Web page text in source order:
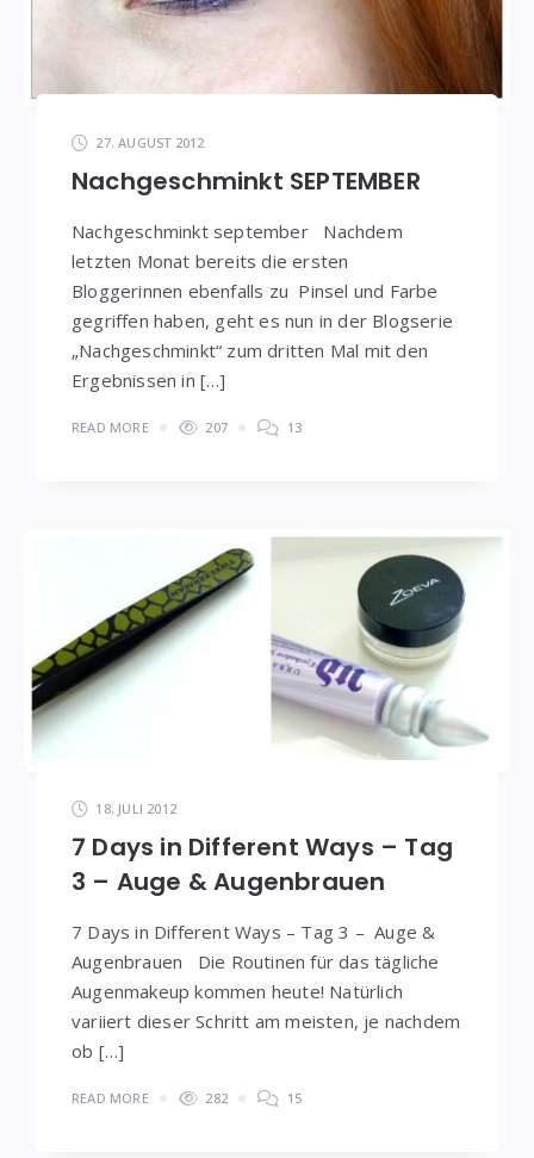
27. AUGUST 2012
Nachgeschminkt SEPTEMBER
Nachgeschminkt september Nachdem
letzten Monat bereits die ersten
Bloggerinnen ebenfalls zu Pinsel und Farbe
gegriffen haben, geht es nun in der Blogserie
„Nachgeschminkt“ zum dritten Mal mit den
Ergebnissen in […]
READ MORE 207 13
18. JULI 2012
7 Days in Different Ways – Tag
3 – Auge & Augenbrauen
7 Days in Different Ways – Tag 3 – Auge &
Augenbrauen Die Routinen für das tägliche
Augenmakeup kommen heute! Natürlich
variiert dieser Schritt am meisten, je nachdem
ob […]
READ MORE 282 15